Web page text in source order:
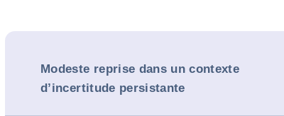
Modeste reprise dans un contexte
d’incertitude persistante